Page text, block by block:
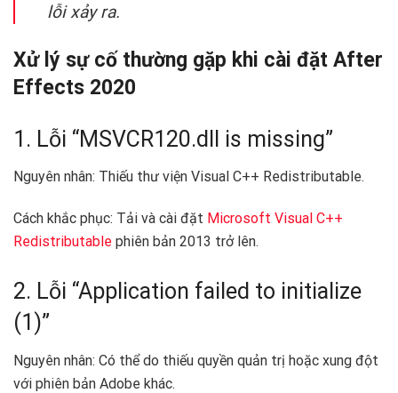
lỗi xảy ra.
Xử lý sự cố thường gặp khi cài đặt After
Effects 2020 ️
1. Lỗi “MSVCR120.dll is missing”
Nguyên nhân: Thiếu thư viện Visual C++ Redistributable.
Cách khắc phục: Tải và cài đặt Microsoft Visual C++
Redistributable phiên bản 2013 trở lên.
2. Lỗi “Application failed to initialize
(1)”
Nguyên nhân: Có thể do thiếu quyền quản trị hoặc xung đột
với phiên bản Adobe khác.